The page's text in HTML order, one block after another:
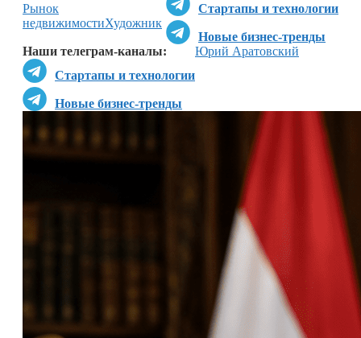
Стартапы и технологии
Новые бизнес-тренды
Наши телеграм-каналы:
Стартапы и технологии
Новые бизнес-тренды
Рынок
недвижимостиХудожник
Юрий Аратовский